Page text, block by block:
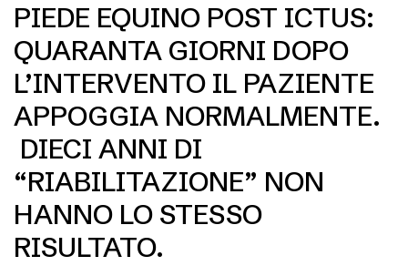
PIEDE EQUINO POST ICTUS:
QUARANTA GIORNI DOPO
L’INTERVENTO IL PAZIENTE
APPOGGIA NORMALMENTE.
DIECI ANNI DI
“RIABILITAZIONE” NON
HANNO LO STESSO
RISULTATO.